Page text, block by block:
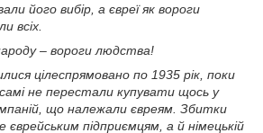
його вибір, а євреї як вороги
всіх.
– вороги людства!
цілеспрямовано по 1935 рік, поки
не перестали купувати щось у
що належали євреям. Збитки
єврейським підприємцям, а й німецькій